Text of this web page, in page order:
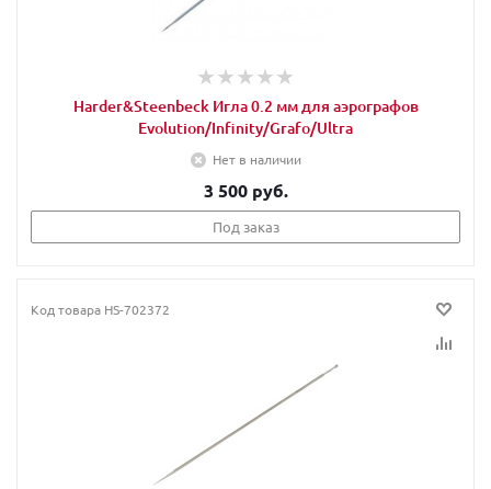
Harder&Steenbeck Игла 0.2 мм для аэрографов
Evolution/Infinity/Grafo/Ultra
Нет в наличии
3 500 руб.
Под заказ
Код товара HS-702372